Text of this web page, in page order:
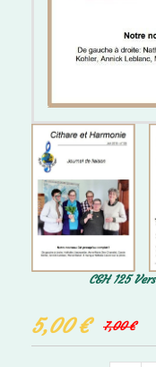
C&H 125
5,00€ 7,00€